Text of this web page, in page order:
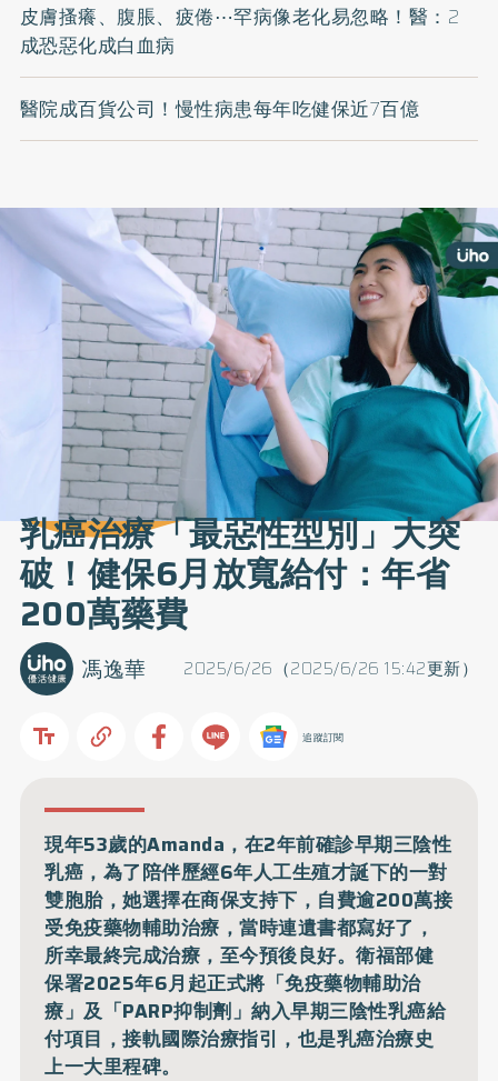
皮膚搔癢、腹脹、疲倦⋯罕病像老化易忽略！醫：2
成恐惡化成白血病
醫院成百貨公司！慢性病患每年吃健保近7百億
乳癌治療「最惡性型別」大突
破！健保6月放寬給付：年省
200萬藥費
2025/6/26（2025/6/26 15:42更新）
馮逸華
追蹤訂閱
現年53歲的Amanda，在2年前確診早期三陰性
乳癌，為了陪伴歷經6年人工生殖才誕下的一對
雙胞胎，她選擇在商保支持下，自費逾200萬接
受免疫藥物輔助治療，當時連遺書都寫好了，
所幸最終完成治療，至今預後良好。衛福部健
保署2025年6月起正式將「免疫藥物輔助治
療」及「PARP抑制劑」納入早期三陰性乳癌給
付項目，接軌國際治療指引，也是乳癌治療史
上一大里程碑。